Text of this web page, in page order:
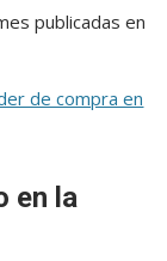
publicadas en
de compra en
en la